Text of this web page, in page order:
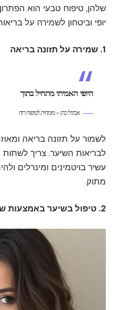
שלהן, טיפוח טבעי הוא
יופי וביטחון לשמירה על
1. שמירה על תזונה בריאה
היופי האמיתי מתחיל בתוך
אביגיל כהן – מומחית לטיפוח רוח
לשמור על תזונה בריאה
לבריאות השיער. צריך לשתות
עשיר בויטמינים ומינרלים
מתוק.
2. טיפול בשיער באמצעות שמנים טבעיים